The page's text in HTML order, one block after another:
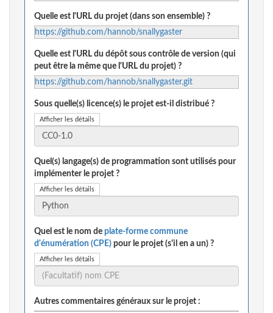
Quelle est l'URL du projet (dans son ensemble) ?
https://github.com/hannob/snallygaster
Quelle est l'URL du dépôt sous contrôle de version (qui
peut être la même que l'URL du projet) ?
https://github.com/hannob/snallygaster.git
Sous quelle(s) licence(s) le projet est-il distribué ?
Afficher les détails
Quel(s) langage(s) de programmation sont utilisés pour
implémenter le projet ?
Afficher les détails
Quel est le nom de plate-forme commune
d'énumération (CPE) pour le projet (s'il en a un) ?
Afficher les détails
Autres commentaires généraux sur le projet :